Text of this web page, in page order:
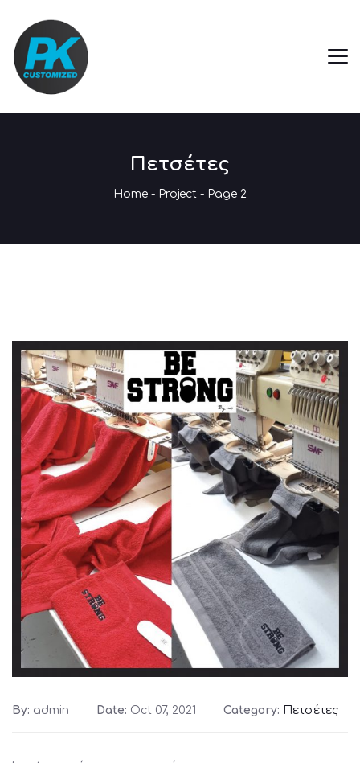
Πετσέτες
Home - Project - Page 2
By: admin Date: Oct 07, 2021 Category: Πετσέτες